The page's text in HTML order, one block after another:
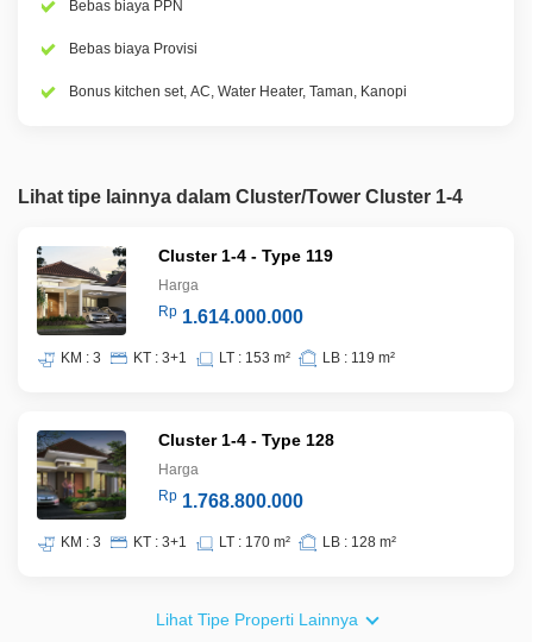
Bebas biaya PPN
Bebas biaya Provisi
Bonus kitchen set, AC, Water Heater, Taman, Kanopi
Lihat tipe lainnya dalam Cluster/Tower Cluster 1-4
Cluster 1-4 - Type 119
Harga
Rp 1.614.000.000
KM : 3 KT : 3+1 LT : 153 m² LB : 119 m²
Cluster 1-4 - Type 128
Harga
Rp 1.768.800.000
KM : 3 KT : 3+1 LT : 170 m² LB : 128 m²
Lihat Tipe Properti Lainnya